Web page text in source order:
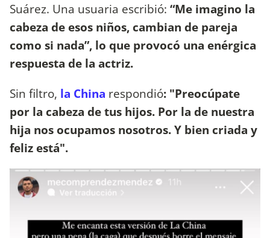
Suárez. Una usuaria escribió: “Me imagino la
cabeza de esos niños, cambian de pareja
como si nada”, lo que provocó una enérgica
respuesta de la actriz.
Sin filtro, la China respondió: "Preocúpate
por la cabeza de tus hijos. Por la de nuestra
hija nos ocupamos nosotros. Y bien criada y
feliz está".